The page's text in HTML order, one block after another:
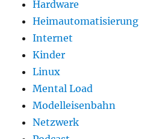
Hardware
Heimautomatisierung
Internet
Kinder
Linux
Mental Load
Modelleisenbahn
Netzwerk